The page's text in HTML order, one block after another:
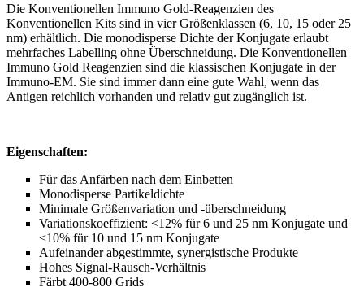
Die Konventionellen Immuno Gold-Reagenzien des
Konventionellen Kits sind in vier Größenklassen (6, 10, 15 oder 25
nm) erhältlich. Die monodisperse Dichte der Konjugate erlaubt
mehrfaches Labelling ohne Überschneidung. Die Konventionellen
Immuno Gold Reagenzien sind die klassischen Konjugate in der
Immuno-EM. Sie sind immer dann eine gute Wahl, wenn das
Antigen reichlich vorhanden und relativ gut zugänglich ist.
Eigenschaften:
Für das Anfärben nach dem Einbetten
Monodisperse Partikeldichte
Minimale Größenvariation und -überschneidung
Variationskoeffizient: <12% für 6 und 25 nm Konjugate und
<10% für 10 und 15 nm Konjugate
Aufeinander abgestimmte, synergistische Produkte
Hohes Signal-Rausch-Verhältnis
Färbt 400-800 Grids